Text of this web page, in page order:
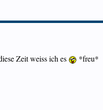
Zeit weiss ich es *freu*